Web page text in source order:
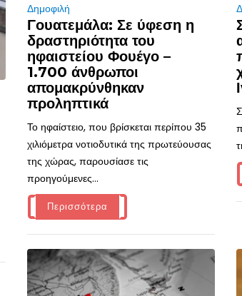
Δημοφιλή
Γουατεμάλα: Σε ύφεση η
δραστηριότητα του
ηφαιστείου Φουέγο –
1.700 άνθρωποι
απομακρύνθηκαν
προληπτικά
Το ηφαίστειο, που βρίσκεται περίπου 35
χιλιόμετρα νοτιοδυτικά της πρωτεύουσας
της χώρας, παρουσίασε τις
προηγούμενες...
Περισσότερα